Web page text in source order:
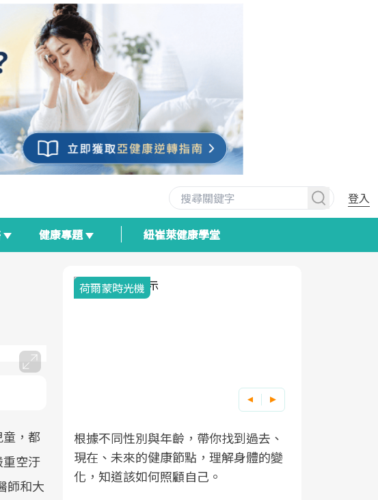
登入
健康專題 紐崔萊健康學堂
，都
空汙
師和大
快速
著國家
「長
成全民
一站式
運動，
」出
對話，
際的
荷爾蒙時光機
根據不同性別與年齡，帶你找到過去、
現在、未來的健康節點，理解身體的變
化，知道該如何照顧自己。